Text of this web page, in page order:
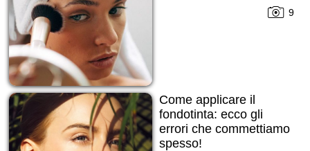
9
Come applicare il
fondotinta: ecco gli
errori che commettiamo
spesso!